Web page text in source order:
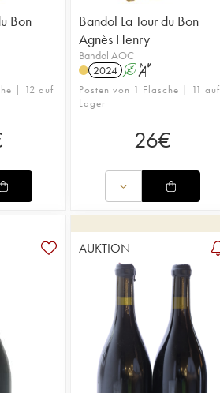
Bon
| 12 auf
Bandol La Tour du Bon
Agnès Henry
Bandol AOC
2024 A S
Posten von 1 Flasche | 11 auf
Lager
26€
AUKTION